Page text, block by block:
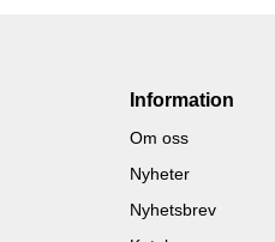
Information
Om oss
Nyheter
Nyhetsbrev